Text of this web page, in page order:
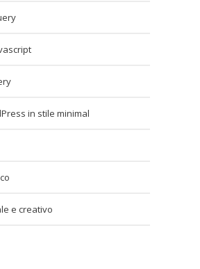
in stile minimal
e creativo